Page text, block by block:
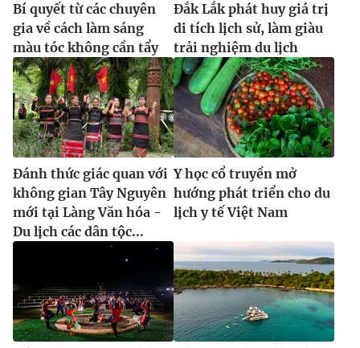
Bí quyết từ các chuyên
gia về cách làm sáng
màu tóc không cần tẩy
Đắk Lắk phát huy giá trị
di tích lịch sử, làm giàu
trải nghiệm du lịch
Đánh thức giác quan với
không gian Tây Nguyên
mới tại Làng Văn hóa -
Du lịch các dân tộc...
Y học cổ truyền mở
hướng phát triển cho du
lịch y tế Việt Nam